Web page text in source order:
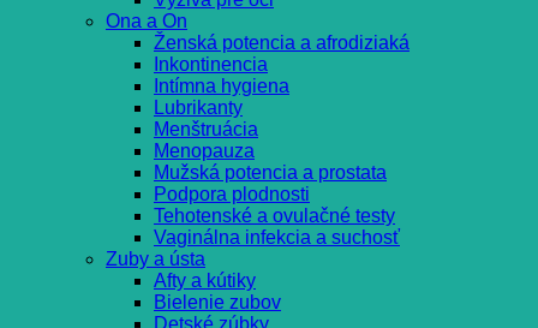
Ona a On
Ženská potencia a afrodiziaká
Inkontinencia
Intímna hygiena
Lubrikanty
Menštruácia
Menopauza
Mužská potencia a prostata
Podpora plodnosti
Tehotenské a ovulačné testy
Vaginálna infekcia a suchosť
Zuby a ústa
Afty a kútiky
Bielenie zubov
Detské zúbky